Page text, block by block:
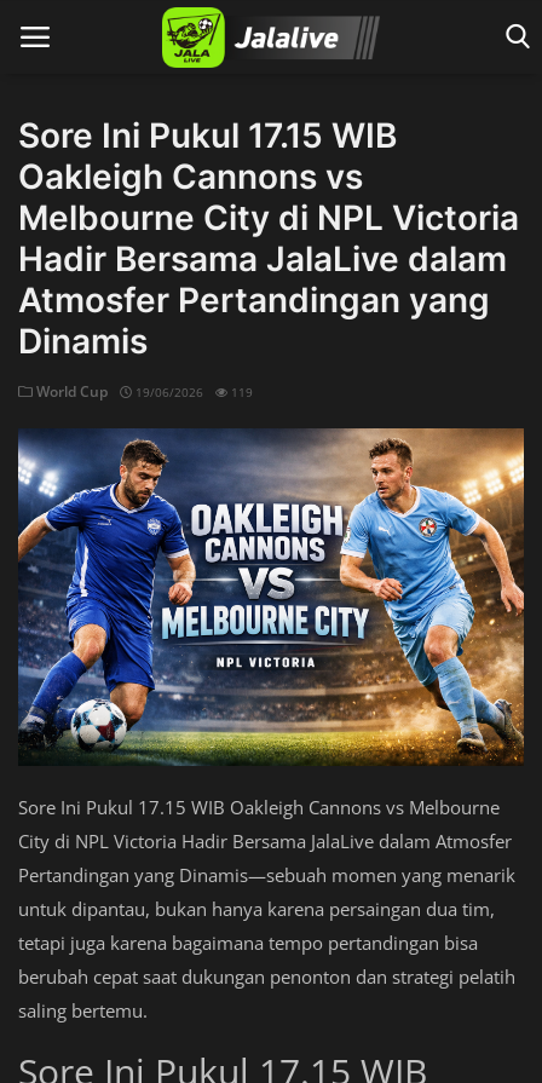
Home
Sore Ini Pukul 17.15 WIB
Oakleigh Cannons vs
Melbourne City di NPL Victoria
Hadir Bersama JalaLive dalam
Atmosfer Pertandingan yang
Dinamis
World Cup 19/06/2026 119
Sore Ini Pukul 17.15 WIB Oakleigh Cannons vs Melbourne
City di NPL Victoria Hadir Bersama JalaLive dalam Atmosfer
Pertandingan yang Dinamis—sebuah momen yang menarik
untuk dipantau, bukan hanya karena persaingan dua tim,
tetapi juga karena bagaimana tempo pertandingan bisa
berubah cepat saat dukungan penonton dan strategi pelatih
saling bertemu.
Sore Ini Pukul 17.15 WIB